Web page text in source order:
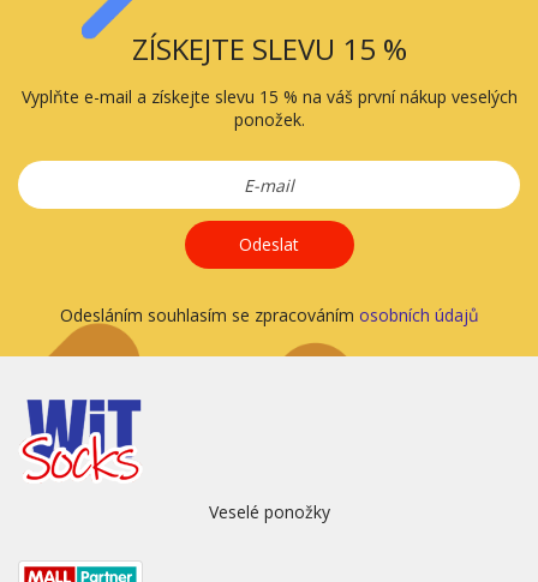
ZÍSKEJTE SLEVU 15 %
Vyplňte e-mail a získejte slevu 15 % na váš první nákup veselých
ponožek.
Odeslat
Odesláním souhlasím se zpracováním osobních údajů
Veselé ponožky